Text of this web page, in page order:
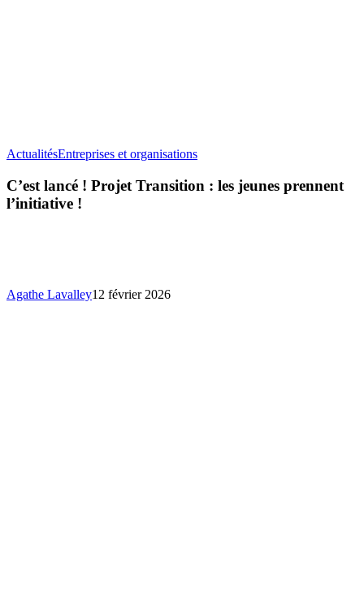
ActualitésEntreprises et organisationsC’est
!
C’est lancé ! Projet Transition : les jeunes prennent
l’initiative !
Agathe Lavalley12 février 2026